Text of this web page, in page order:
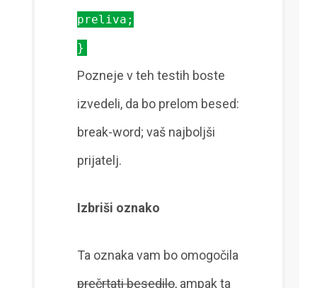
preliva;
}
Pozneje v teh testih boste
izvedeli, da bo prelom besed:
break-word; vaš najboljši
prijatelj.
Izbriši oznako
Ta oznaka vam bo omogočila
prečrtati besedilo, ampak ta